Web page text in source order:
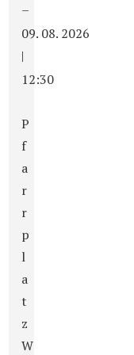
–
09. 08. 2026
|
12:30
P
f
a
r
r
p
l
a
t
z
W